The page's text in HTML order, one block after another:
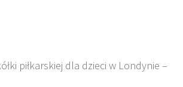
piłkarskiej dla dzieci w Londynie –